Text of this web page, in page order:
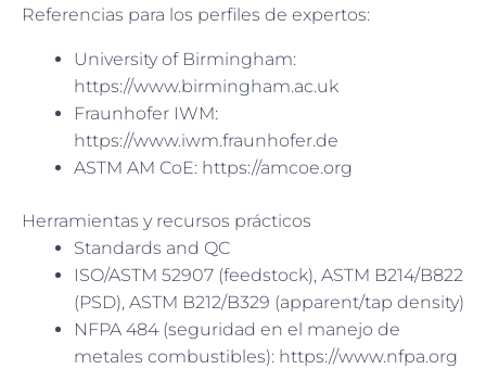
Referencias para los perfiles de expertos:
University of Birmingham:
https://www.birmingham.ac.uk
Fraunhofer IWM:
https://www.iwm.fraunhofer.de
ASTM AM CoE: https://amcoe.org
Herramientas y recursos prácticos
Standards and QC
ISO/ASTM 52907 (feedstock), ASTM B214/B822
(PSD), ASTM B212/B329 (apparent/tap density)
NFPA 484 (seguridad en el manejo de
metales combustibles): https://www.nfpa.org